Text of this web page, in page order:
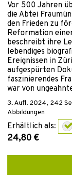
Vor 500 Jahren
die Abtei
den Frieden zu
Reformation
beschreibt ihre
lebendiges
Ereignissen in
aufgespürten
faszinierendes
war von
3. Aufl. 2024, 242
Abbildungen
Erhältlich als:
24,80 €